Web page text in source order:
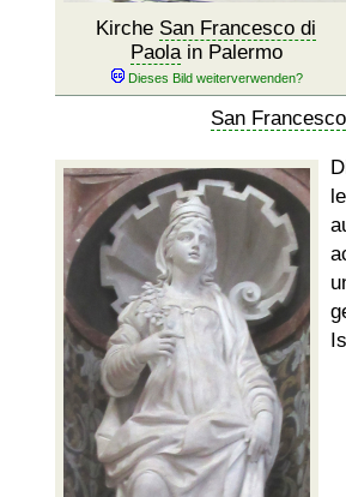
Kirche San Francesco di
Paolain Palermo
San